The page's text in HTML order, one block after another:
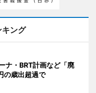
キング
ナ・BRT計画など「廃
歳出超過で